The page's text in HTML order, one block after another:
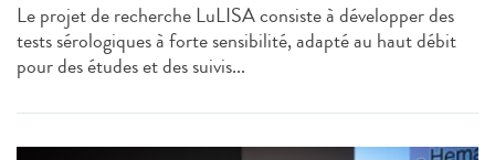
Le projet de recherche LuLISA consiste à développer des
tests sérologiques à forte sensibilité, adapté au haut débit
pour des études et des suivis...